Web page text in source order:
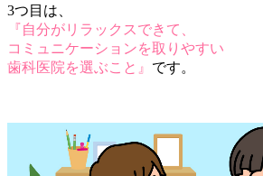
3つ目は、
『自分がリラックスできて、
コミュニケーションを取りやすい
歯科医院を選ぶこと』 です。